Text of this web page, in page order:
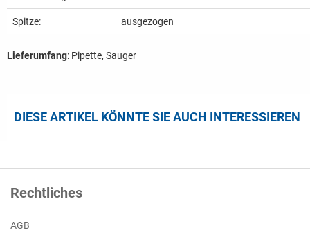
Spitze: ausgezogen
Lieferumfang: Pipette, Sauger
DIESE ARTIKEL KÖNNTE SIE AUCH INTERESSIEREN
Rechtliches
AGB